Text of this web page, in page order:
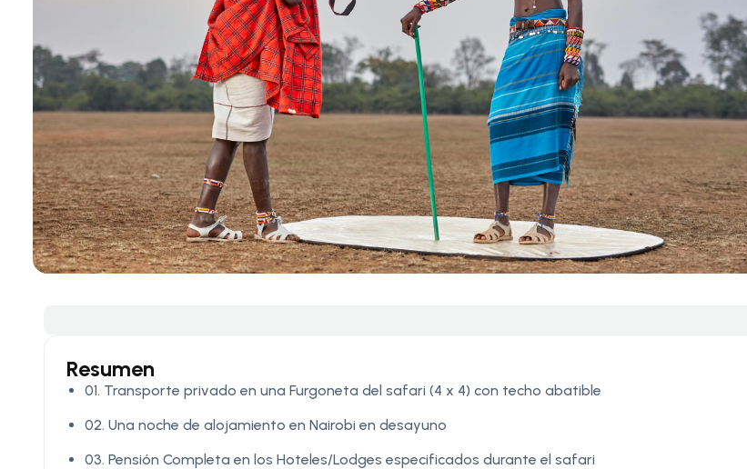
Resumen
01. Transporte privado en una Furgoneta del safari (4 x 4) con techo abatible
02. Una noche de alojamiento en Nairobi en desayuno
03. Pensión Completa en los Hoteles/Lodges especificados durante el safari